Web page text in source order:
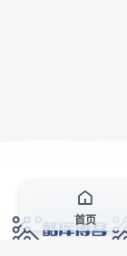
首页